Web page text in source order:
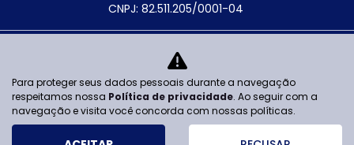
CNPJ: 82.511.205/0001-04
No trânsito, enxergar o outro salva
vidas.
Para proteger seus dados pessoais durante a navegação
respeitamos nossa Política de privacidade. Ao seguir com a
navegação e visita você concorda com nossas políticas.